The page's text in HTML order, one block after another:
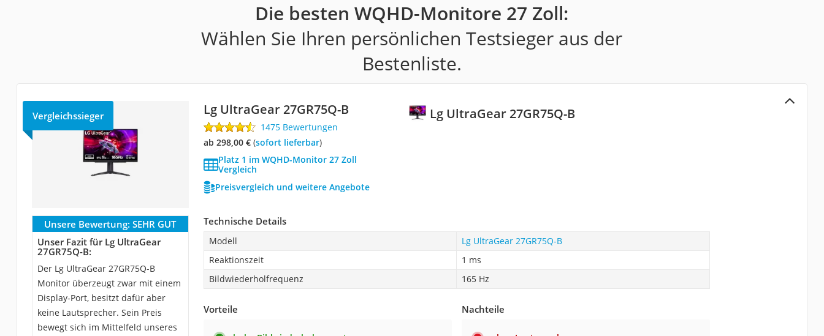
Die besten WQHD-Monitore 27 Zoll:
Wählen Sie Ihren persönlichen Testsieger aus der
Bestenliste.
Lg UltraGear 27GR75Q-B
Vergleichssieger Lg UltraGear 27GR75Q-B
1475 Bewertungen
ab 298,00 €( Sofort lieferbar)
Platz 1 im WQHD-Monitor 27 Zoll
Vergleich
Preisvergleich und weitere Angebote
Unsere Bewertung: SEHR GUT
Unser Fazit für Lg UltraGear
27GR75Q-B:
Der Lg UltraGear 27GR75Q-B
Monitor überzeugt zwar mit einem
Display-Port, besitzt dafür aber
keine Lautsprecher. Sein Preis
bewegt sich im Mittelfeld unseres
Technische Details
Modell
Lg UltraGear 27GR75Q-B
Reaktionszeit
1 ms
Bildwiederholfrequenz
165 Hz
Vorteile Nachteile